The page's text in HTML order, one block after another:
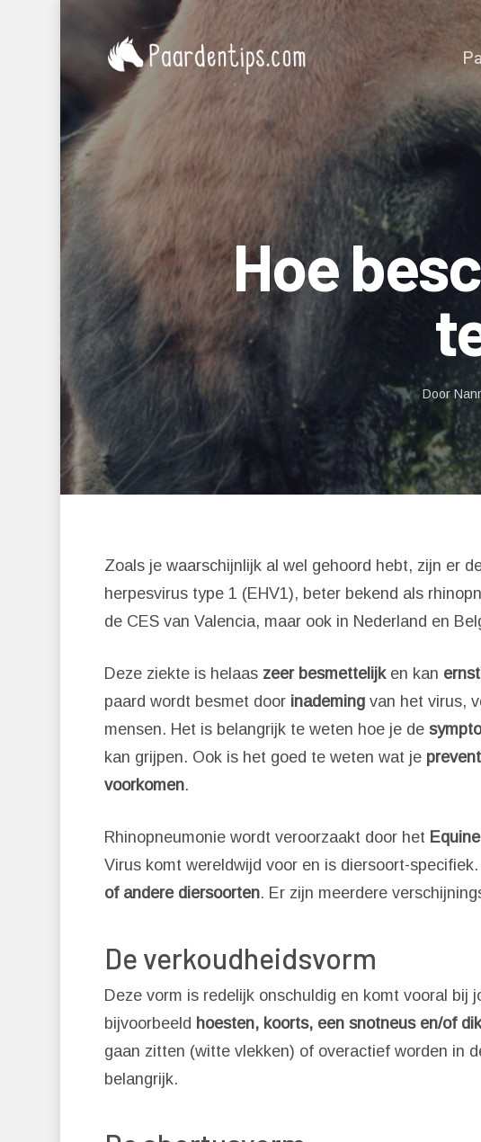
Druk op 'Enter' om te zoeken of 'Esc' om te
Hoe
Door
Zoals je waarschijnlijk al wel gehoord hebt, zijn er
herpesvirus type 1 (EHV1), beter bekend als
de CES van Valencia, maar ook in Nederland en
Deze ziekte is helaas zeer besmettelijken kan
paard wordt besmet door inademingvan het virus,
mensen. Het is belangrijk te weten hoe je de
kan grijpen. Ook is het goed te weten wat je
voorkomen.
Rhinopneumonie wordt veroorzaakt door het
Virus komt wereldwijd voor en is diersoort-
of andere diersoorten. Er zijn meerdere
De verkoudheidsvorm
Deze vorm is redelijk onschuldig en komt vooral bij
bijvoorbeeld hoesten, koorts, een snotneus en/of
gaan zitten (witte vlekken) of overactief worden in
belangrijk.